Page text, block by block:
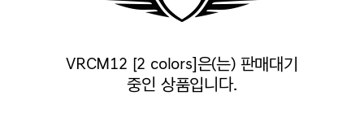
VRCM12 [2 colors]은(는) 판매대기
중인 상품입니다.